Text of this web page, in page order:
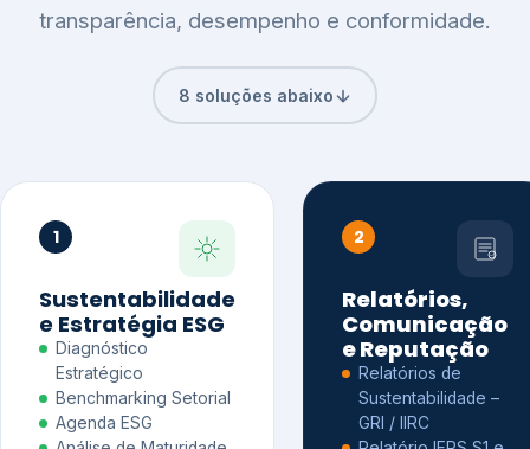
transparência, desempenho e conformidade.
8 soluções abaixo
1
Sustentabilidade
e Estratégia ESG
Diagnóstico
Estratégico
Benchmarking Setorial
Agenda ESG
2
Relatórios,
Comunicação
e Reputação
Relatórios de
Sustentabilidade –
GRI / IIRC